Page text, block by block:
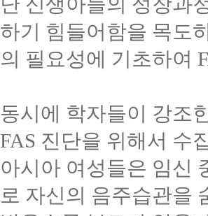
하기 힘들어함을 목도
의 필요성에 기초하여
동시에 학자들이 강조
FAS 진단을 위해서 수
아시아 여성들은 임신
로 자신의 음주습관을